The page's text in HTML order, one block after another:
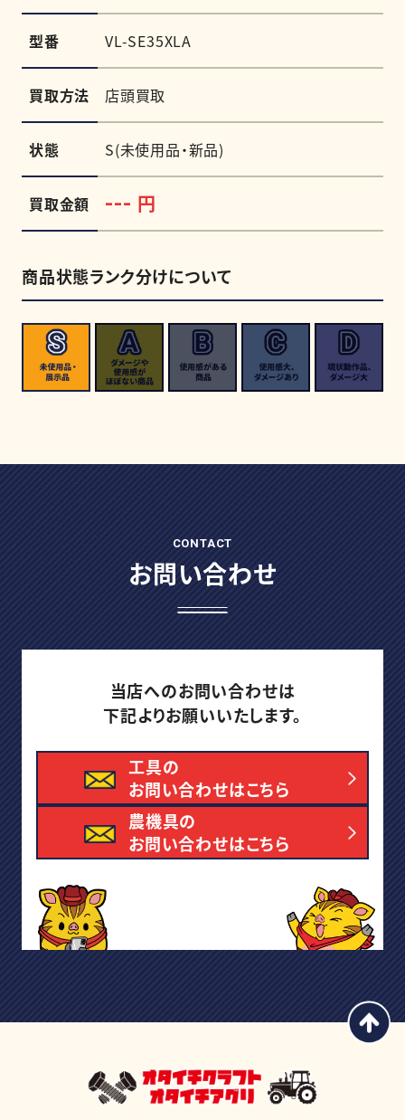
型番 VL-SE35XLA
買取方法 店頭買取
状態 S(未使用品・新品)
買取金額 --- 円
商品状態ランク分けについて
CONTACT
お問い合わせ
当店へのお問い合わせは
下記よりお願いいたします。
工具の
お問い合わせはこちら
農機具の
お問い合わせはこちら